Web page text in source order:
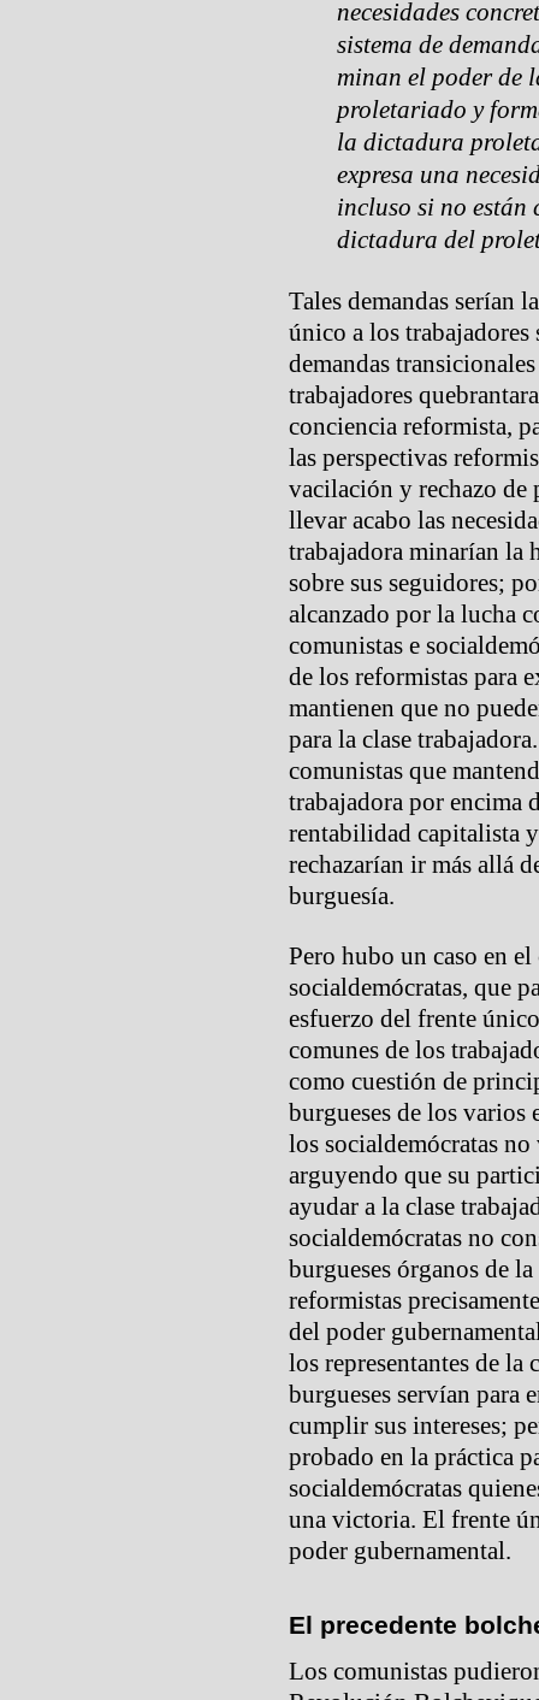
necesidades
sistema de
minan el poder de
proletariado y
la dictadura
expresa una
incluso si no están
dictadura del
Tales demandas serían
único a los trabajadores
demandas
trabajadores
conciencia reformista,
las perspectivas
vacilación y rechazo de
llevar acabo las
trabajadora minarían la
sobre sus seguidores;
alcanzado por la lucha
comunistas e
de los reformistas para
mantienen que no
para la clase
comunistas que
trabajadora por encima
rentabilidad capitalista
rechazarían ir más allá
burguesía.
Pero hubo un caso en
socialdemócratas, que
esfuerzo del frente
comunes de los
como cuestión de
burgueses de los varios
los socialdemócratas
arguyendo que su
ayudar a la clase
socialdemócratas no
burgueses órganos de
reformistas
del poder
los representantes de la
burgueses servían para
cumplir sus intereses;
probado en la práctica
socialdemócratas
una victoria. El frente
poder gubernamental.
El precedente
Los comunistas